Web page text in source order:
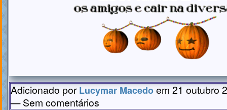
Adicionado porLucymar Macedoem 21 outubro
— Sem comentários